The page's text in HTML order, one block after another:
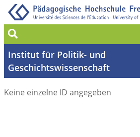
Suche
Institut für Politik- und
Geschichtswissenschaft
Keine einzelne ID angegeben